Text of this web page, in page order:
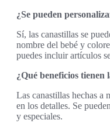
¿Se pueden
Sí, las canastillas se
nombre del bebé y
puedes incluir artículos
¿Qué beneficios tienen
Las canastillas hechas a
en los detalles. Se
y especiales.